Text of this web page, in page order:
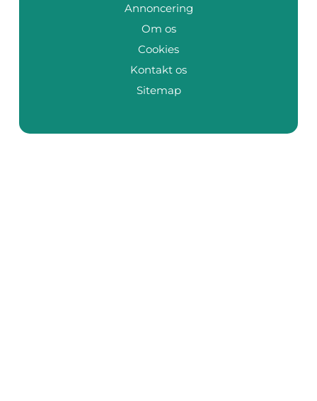
Annoncering
Om os
Cookies
Kontakt os
Sitemap